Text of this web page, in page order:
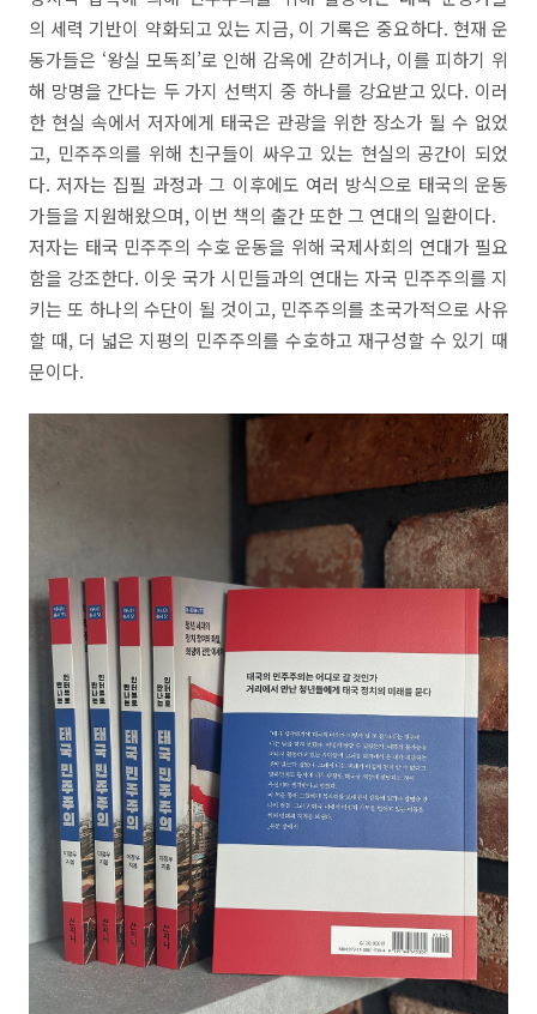
의 세력 기반이 약화되고 있는 지금, 이 기록은 중요하다. 현재 운
동가들은 ‘왕실 모독죄’로 인해 감옥에 갇히거나, 이를 피하기 위
해 망명을 간다는 두 가지 선택지 중 하나를 강요받고 있다. 이러
한 현실 속에서 저자에게 태국은 관광을 위한 장소가 될 수 없었
고, 민주주의를 위해 친구들이 싸우고 있는 현실의 공간이 되었
다. 저자는 집필 과정과 그 이후에도 여러 방식으로 태국의 운동
가들을 지원해왔으며, 이번 책의 출간 또한 그 연대의 일환이다.
저자는 태국 민주주의 수호 운동을 위해 국제사회의 연대가 필요
함을 강조한다. 이웃 국가 시민들과의 연대는 자국 민주주의를 지
키는 또 하나의 수단이 될 것이고, 민주주의를 초국가적으로 사유
할 때, 더 넓은 지평의 민주주의를 수호하고 재구성할 수 있기 때
문이다.